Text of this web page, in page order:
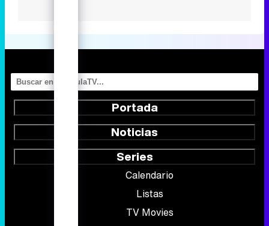
Portada
Noticias
Series
Calendario
Listas
TV Movies